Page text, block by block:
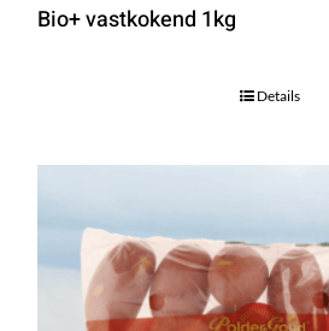
Bio+ vastkokend 1kg
Details